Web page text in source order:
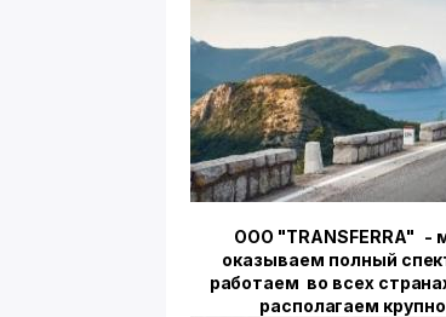
ООО "TRANSFERRA" -
оказываем полный
работаем во всех
располагаем